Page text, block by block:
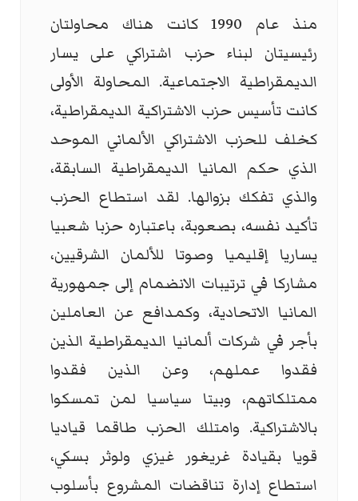
منذ عام 1990 كانت هناك محاولتان
رئيسيتان لبناء حزب اشتراكي على يسار
الديمقراطية الاجتماعية. المحاولة الأولى
كانت تأسيس حزب الاشتراكية الديمقراطية،
كخلف للحزب الاشتراكي الألماني الموحد
الذي حكم المانيا الديمقراطية السابقة،
والذي تفكك بزوالها. لقد استطاع الحزب
تأكيد نفسه، بصعوبة، باعتباره حزبا شعبيا
يساريا إقليميا وصوتا للألمان الشرقيين،
مشاركا في ترتيبات الانضمام إلى جمهورية
المانيا الاتحادية، وكمدافع عن العاملين
بأجر في شركات ألمانيا الديمقراطية الذين
فقدوا عملهم، وعن الذين فقدوا
ممتلكاتهم، وبيتا سياسيا لمن تمسكوا
بالاشتراكية. وامتلك الحزب طاقما قياديا
قويا بقيادة غريغور غيزي ولوثر بسكي،
استطاع إدارة تناقضات المشروع بأسلوب